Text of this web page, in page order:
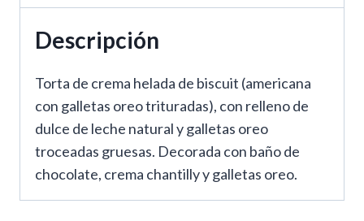
Descripción
Torta de crema helada de biscuit (americana
con galletas oreo trituradas), con relleno de
dulce de leche natural y galletas oreo
troceadas gruesas. Decorada con baño de
chocolate, crema chantilly y galletas oreo.